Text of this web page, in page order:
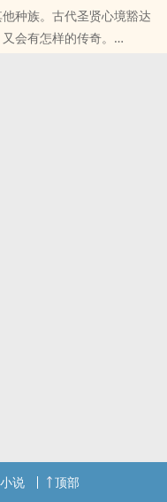
种族。古代圣贤心境豁达
会有怎样的传奇。
说 顶部